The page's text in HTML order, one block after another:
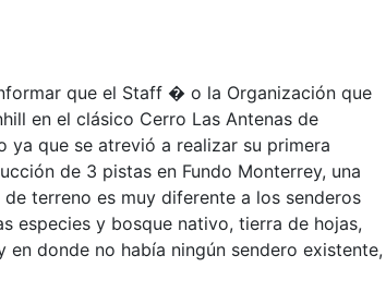
que el Staff � o la Organización que
en el clásico Cerro Las Antenas de
ya que se atrevió a realizar su primera
de 3 pistas en Fundo Monterrey, una
terreno es muy diferente a los senderos
especies y bosque nativo, tierra de hojas,
donde no había ningún sendero existente,